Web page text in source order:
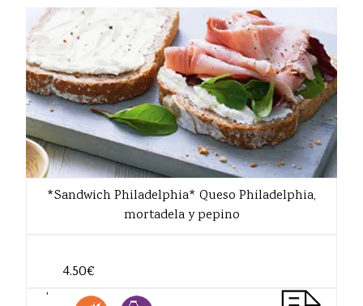
*Sandwich Philadelphia* Queso Philadelphia,
mortadela y pepino
4.50€
'